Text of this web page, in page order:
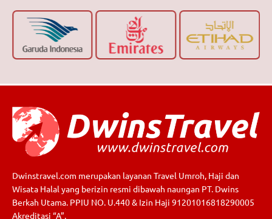
Dwinstravel.com merupakan layanan Travel Umroh, Haji dan
Wisata Halal yang berizin resmi dibawah naungan PT. Dwins
Berkah Utama. PPIU NO. U.440 & Izin Haji 91201016818290005
Akreditasi “A”.